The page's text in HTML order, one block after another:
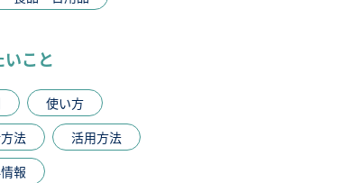
こと
使い方
法
活用方法
報